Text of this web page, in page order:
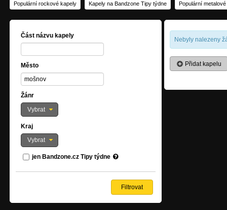
Populární rockové kapely Kapely na Bandzone Tipy týdne Populární
Část názvu kapely
Město
Žánr
Vybrat
Kraj
Vybrat
jen Bandzone.cz Tipy týdne
Nebyly nalezeny
Přidat kapelu